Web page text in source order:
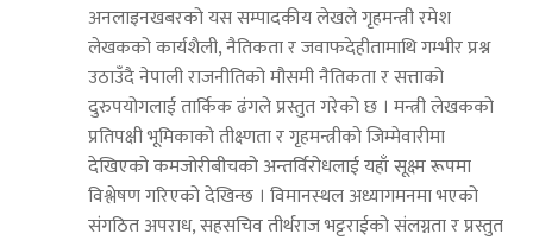
अनलाइनखबरको यस सम्पादकीय लेखले गृहमन्त्री रमेश
लेखकको कार्यशैली, नैतिकता र जवाफदेहीतामाथि गम्भीर प्रश्न
उठाउँदै नेपाली राजनीतिको मौसमी नैतिकता र सत्ताको
दुरुपयोगलाई तार्किक ढंगले प्रस्तुत गरेको छ । मन्त्री लेखकको
प्रतिपक्षी भूमिकाको तीक्ष्णता र गृहमन्त्रीको जिम्मेवारीमा
देखिएको कमजोरीबीचको अन्तर्विरोधलाई यहाँ सूक्ष्म रूपमा
विश्लेषण गरिएको देखिन्छ । विमानस्थल अध्यागमनमा भएको
संगठित अपराध, सहसचिव तीर्थराज भट्टराईको संलग्नता र प्रस्तुत